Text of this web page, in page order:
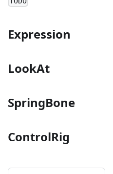
Expression
LookAt
SpringBone
ControlRig